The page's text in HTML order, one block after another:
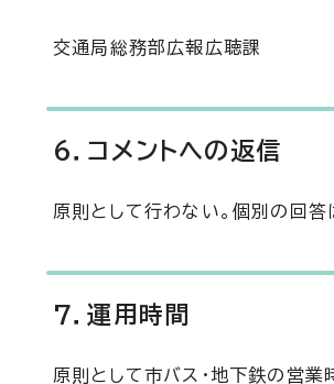
交通局総務部広報広聴課
6．コメントへの返信
原則として行わない。個別の回答
7．運用時間
原則として市バス・地下鉄の営業